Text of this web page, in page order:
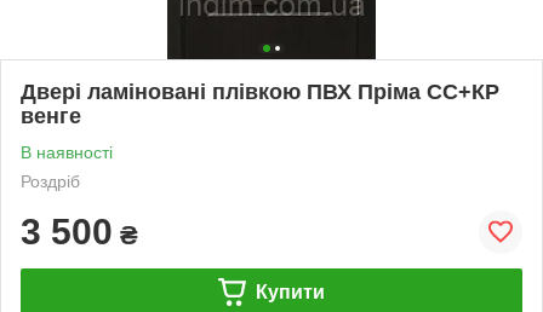
Двері ламіновані плівкою ПВХ Пріма СС+КР
венге
В наявності
Роздріб
3 500 ₴
Купити